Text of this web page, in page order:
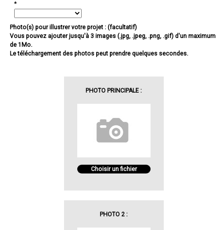
*
Photo(s) pour illustrer votre projet : (facultatif)
Vous pouvez ajouter jusqu'à 3 images (.jpg, .jpeg, .png, .gif) d'un maximum
de 1Mo.
Le téléchargement des photos peut prendre quelques secondes.
PHOTO PRINCIPALE :
Choisir un fichier
PHOTO 2 :